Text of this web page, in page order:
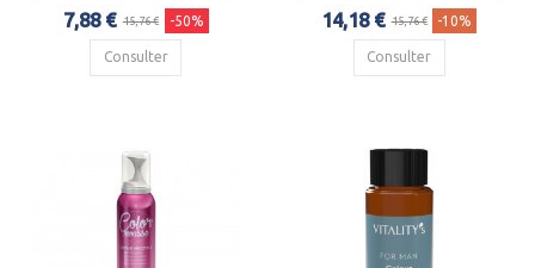
7,88 € 15,76 € -50%
Consulter
14,18 € 15,76 € -10%
Consulter